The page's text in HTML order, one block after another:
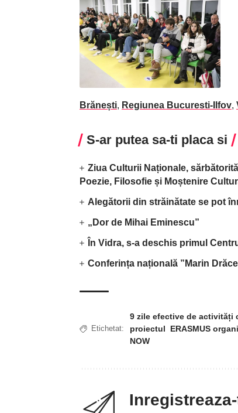
Brănești, Regiunea Bucuresti-Ilfov,
S-ar putea sa-ti placa si
Ziua Culturii Naționale,
Poezie, Filosofie și Moștenire
Alegătorii din străinătate se pot
„Dor de Mihai Eminescu”
În Vidra, s-a deschis primul
Conferința națională ”Marin
Etichetat:
9 zile efective de activități
proiectul ERASMUS
NOW